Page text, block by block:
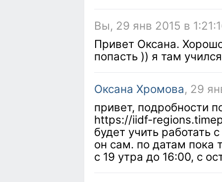
Вы, 29 янв 2015 в
Привет Оксана.
попасть )) я там учился
Оксана Хромова, 29
привет, подробности
https://iidf-
будет учить работать
он сам. по датам пока
с 19 утра до 16:00, с